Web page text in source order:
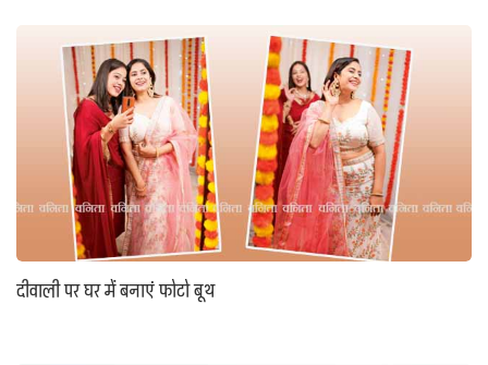
दीवाली पर घर में बनाएं फोटो बूथ